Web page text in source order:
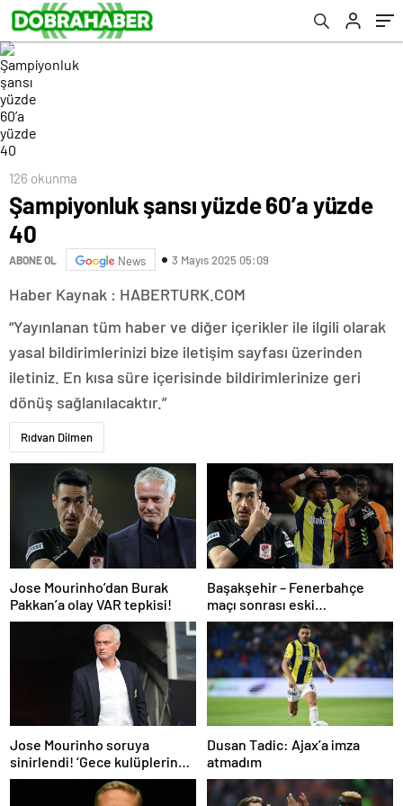
126 okunma
Şampiyonluk şansı yüzde 60’a yüzde
40
ABONE OL News 3 Mayıs 2025 05:09
Haber Kaynak : HABERTURK.COM
“Yayınlanan tüm haber ve diğer içerikler ile ilgili olarak
yasal bildirimlerinizi bize iletişim sayfası üzerinden
iletiniz. En kısa süre içerisinde bildirimlerinize geri
dönüş sağlanılacaktır.”
Rıdvan Dilmen
Jose Mourinho’dan Burak
Pakkan’a olay VAR tepkisi!
Başakşehir – Fenerbahçe
maçı sonrası eski
hakemlerden penaltı ve gol
iptali çıkışı! ‘2 kırmızı kartı
atladı’
Jose Mourinho soruya
sinirlendi! ‘Gece kulüplerine
gidip keyif alıyorum’
Dusan Tadic: Ajax’a imza
atmadım